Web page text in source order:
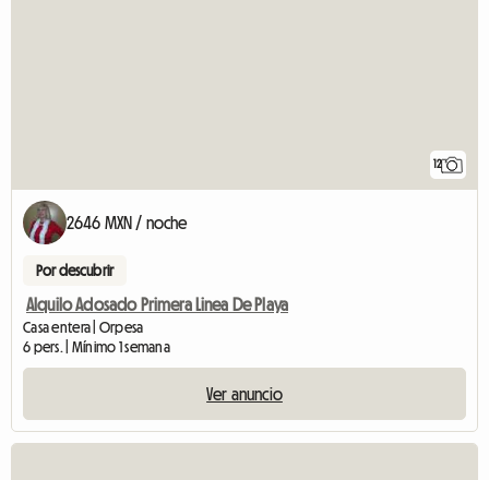
12
2646 MXN / noche
Por descubrir
Alquilo Adosado Primera Linea De Playa
Casa entera | Orpesa
6 pers. | Mínimo 1 semana
Ver anuncio